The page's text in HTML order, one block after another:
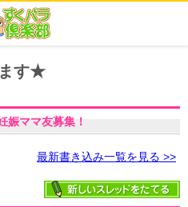
す★
最新書き込み一覧を見る >>
娠ママ友募集！